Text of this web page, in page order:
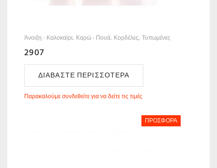
Άνοιξη - Καλοκαίρι Καρώ - Πουά Κορδέλες Τυπωμένες
2907
ΔΙΑΒΆΣΤΕ ΠΕΡΙΣΣΌΤΕΡΑ
Παρακαλούμε συνδεθείτε για να δείτε τις τιμές
ΠΡΟΣΦΟΡΆ